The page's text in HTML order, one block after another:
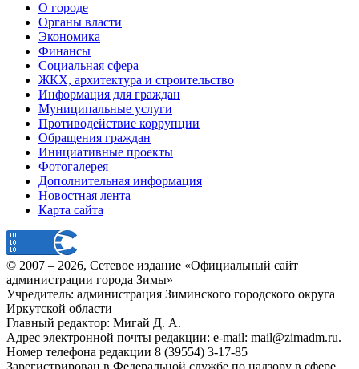
О городе
Органы власти
Экономика
Финансы
Социальная сфера
ЖКХ, архитектура и строительство
Информация для граждан
Муниципальные услуги
Противодействие коррупции
Обращения граждан
Инициативные проекты
Фотогалерея
Дополнительная информация
Новостная лента
Карта сайта
© 2007 – 2026, Сетевое издание «Официальный сайт
администрации города Зимы»
Учредитель: администрация Зиминского городского округа
Иркутской области
Главный редактор: Мигай Д. А.
Адрес электронной почты редакции: e-mail: mail@zimadm.ru.
Номер телефона редакции 8 (39554) 3-17-85
Зарегистрирован в Федеральной службе по надзору в сфере